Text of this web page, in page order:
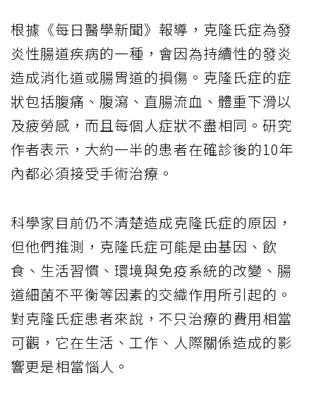
根據《每日醫學新聞》報導，克隆氏症為發
炎性腸道疾病的一種，會因為持續性的發炎
造成消化道或腸胃道的損傷。克隆氏症的症
狀包括腹痛、腹瀉、直腸流血、體重下滑以
及疲勞感，而且每個人症狀不盡相同。研究
作者表示，大約一半的患者在確診後的10年
內都必須接受手術治療。
科學家目前仍不清楚造成克隆氏症的原因，
但他們推測，克隆氏症可能是由基因、飲
食、生活習慣、環境與免疫系統的改變、腸
道細菌不平衡等因素的交織作用所引起的。
對克隆氏症患者來說，不只治療的費用相當
可觀，它在生活、工作、人際關係造成的影
響更是相當惱人。